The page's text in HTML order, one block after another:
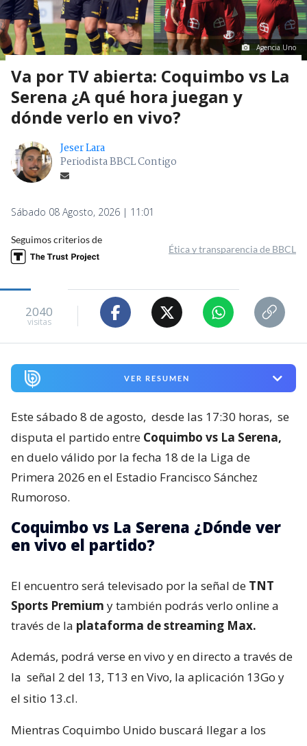
Agencia Uno
Va por TV abierta: Coquimbo vs La
Serena ¿A qué hora juegan y
dónde verlo en vivo?
Jeser Lara
Periodista BBCL Contigo
Sábado 08 Agosto, 2026 | 11:01
Seguimos criterios de
Ética y transparencia de BBCL
2040
visitas
VER RESUMEN
Este sábado 8 de agosto, desde las 17:30 horas, se
disputa el partido entre Coquimbo vs La Serena,
en duelo válido por la fecha 18 de la Liga de
Primera 2026 en el Estadio Francisco Sánchez
Rumoroso.
Coquimbo vs La Serena ¿Dónde ver
en vivo el partido?
El encuentro será televisado por la señal de TNT
Sports Premium y también podrás verlo online a
través de la plataforma de streaming Max.
Además, podrá verse en vivo y en directo a través de
la señal 2 del 13, T13 en Vivo, la aplicación 13Go y
el sitio 13.cl.
Mientras Coquimbo Unido buscará llegar a los